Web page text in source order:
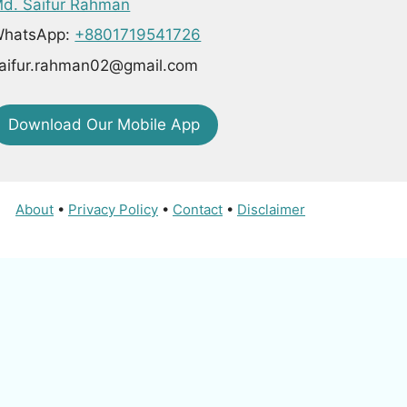
Saifur Rahman
+8801719541726
Download Our Mobile App
About • Privacy Policy • Contact • Disclaimer